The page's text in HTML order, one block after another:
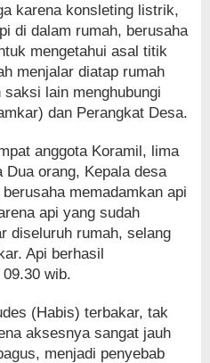
karena konsleting listrik,
di dalam rumah, berusaha
mengetahui asal titik
menjalar diatap rumah
lain menghubungi
dan Perangkat Desa.
anggota Koramil, lima
orang, Kepala desa
memadamkan api
api yang sudah
diseluruh rumah, selang
Api berhasil
wib.
(Habis) terbakar, tak
aksesnya sangat jauh
menjadi penyebab